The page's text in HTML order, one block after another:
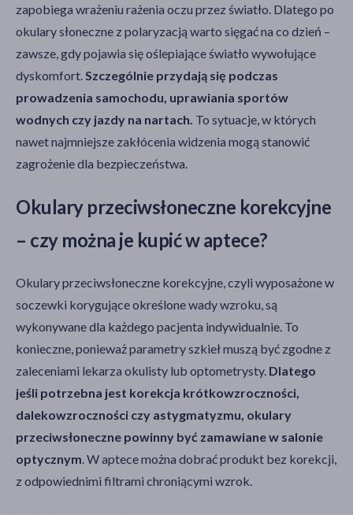
zapobiega wrażeniu rażenia oczu przez światło. Dlatego po
okulary słoneczne z polaryzacją warto sięgać na co dzień –
zawsze, gdy pojawia się oślepiające światło wywołujące
dyskomfort. Szczególnie przydają się podczas
prowadzenia samochodu, uprawiania sportów
wodnych czy jazdy na nartach. To sytuacje, w których
nawet najmniejsze zakłócenia widzenia mogą stanowić
zagrożenie dla bezpieczeństwa.
Okulary przeciwsłoneczne korekcyjne
– czy można je kupić w aptece?
Okulary przeciwsłoneczne korekcyjne, czyli wyposażone w
soczewki korygujące określone wady wzroku, są
wykonywane dla każdego pacjenta indywidualnie. To
konieczne, ponieważ parametry szkieł muszą być zgodne z
zaleceniami lekarza okulisty lub optometrysty. Dlatego
jeśli potrzebna jest korekcja krótkowzroczności,
dalekowzroczności czy astygmatyzmu, okulary
przeciwsłoneczne powinny być zamawiane w salonie
optycznym. W aptece można dobrać produkt bez korekcji,
z odpowiednimi filtrami chroniącymi wzrok.